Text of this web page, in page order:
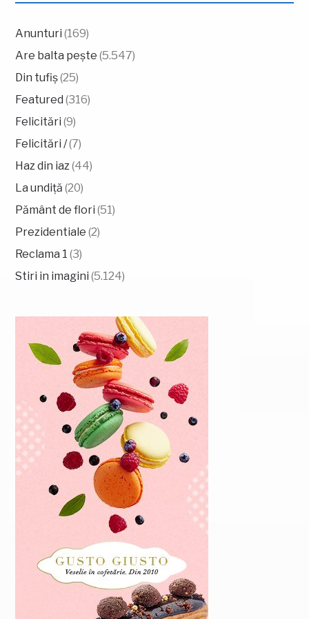
Anunturi (169)
Are balta pește (5.547)
Din tufiș(25)
Featured (316)
Felicitări (9)
Felicitări /(7)
Haz din iaz(44)
La undiță (20)
Pământ de flori (51)
Prezidentiale (2)
Reclama 1 (3)
Stiri in imagini (5.124)